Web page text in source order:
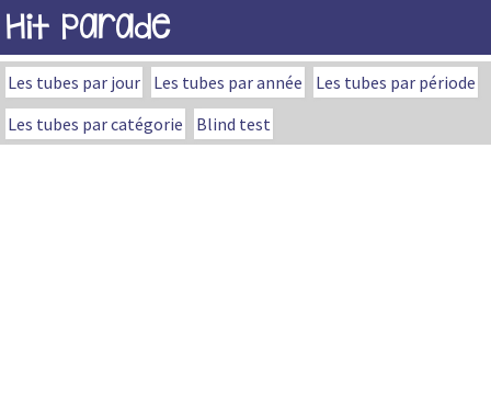
Hit Parade
Les tubes par jour Les tubes par année
Les tubes par période
Les tubes par catégorie
Blind test